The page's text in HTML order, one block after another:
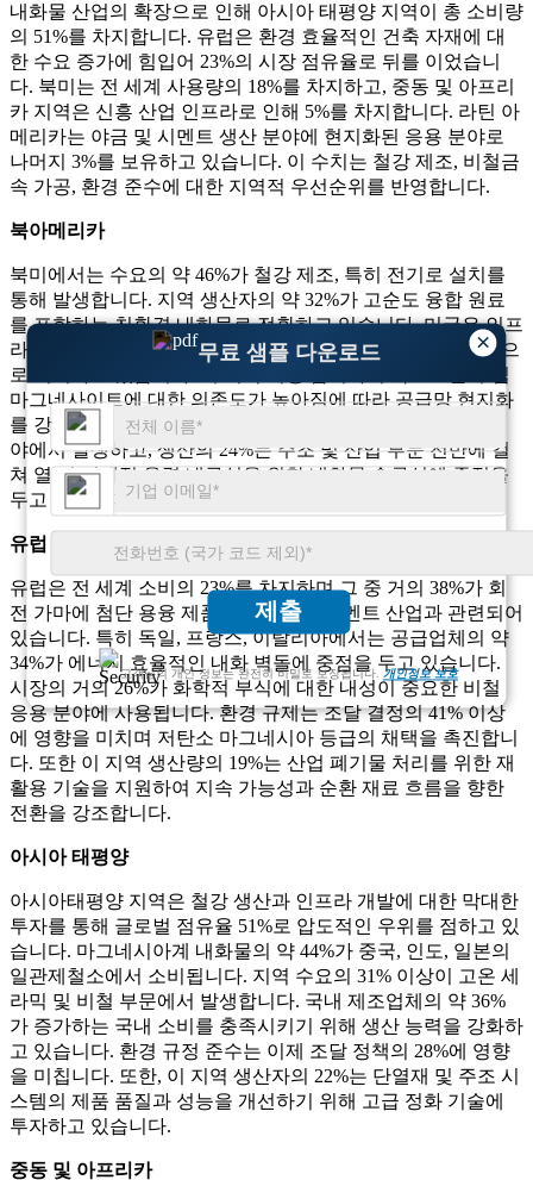
×
무료 샘플 다운로드
제출
고객님의 개인 정보는 완전히 비밀로 보장됩니다. 개인정보 보호
내화물 산업의 확장으로 인해 아시아 태평양 지역이 총 소비량
의 51%를 차지합니다. 유럽은 환경 효율적인 건축 자재에 대
한 수요 증가에 힘입어 23%의 시장 점유율로 뒤를 이었습니
다. 북미는 전 세계 사용량의 18%를 차지하고, 중동 및 아프리
카 지역은 신흥 산업 인프라로 인해 5%를 차지합니다. 라틴 아
메리카는 야금 및 시멘트 생산 분야에 현지화된 응용 분야로
나머지 3%를 보유하고 있습니다. 이 수치는 철강 제조, 비철금
속 가공, 환경 준수에 대한 지역적 우선순위를 반영합니다.
북아메리카
북미에서는 수요의 약 46%가 철강 제조, 특히 전기로 설치를
통해 발생합니다. 지역 생산자의 약 32%가 고순도 융합 원료
를 포함하는 친환경 내화물로 전환하고 있습니다. 미국은 인프
라 재건 프로젝트를 중심으로 지역 규모의 27% 이상을 단독으
로 기여하고 있습니다. 이 지역 시장 참여자의 약 29%는 수입
마그네사이트에 대한 의존도가 높아짐에 따라 공급망 현지화
를 강조하고 있습니다. 또한 수요의 22%는 비철금속 응용 분
야에서 발생하고, 생산의 24%는 주조 및 산업 부문 전반에 걸
쳐 열 및 기계적 응력 내구성을 위한 내화물 솔루션에 중점을
두고 있습니다.
유럽
유럽은 전 세계 소비의 23%를 차지하며 그 중 거의 38%가 회
전 가마에 첨단 용융 제품을 사용하는 시멘트 산업과 관련되어
있습니다. 특히 독일, 프랑스, ​​이탈리아에서는 공급업체의 약
34%가 에너지 효율적인 내화 벽돌에 중점을 두고 있습니다.
시장의 거의 26%가 화학적 부식에 대한 내성이 중요한 비철
응용 분야에 사용됩니다. 환경 규제는 조달 결정의 41% 이상
에 영향을 미치며 저탄소 마그네시아 등급의 채택을 촉진합니
다. 또한 이 지역 생산량의 19%는 산업 폐기물 처리를 위한 재
활용 기술을 지원하여 지속 가능성과 순환 재료 흐름을 향한
전환을 강조합니다.
아시아 태평양
아시아태평양 지역은 철강 생산과 인프라 개발에 대한 막대한
투자를 통해 글로벌 점유율 51%로 압도적인 우위를 점하고 있
습니다. 마그네시아계 내화물의 약 44%가 중국, 인도, 일본의
일관제철소에서 소비됩니다. 지역 수요의 31% 이상이 고온 세
라믹 및 비철 부문에서 발생합니다. 국내 제조업체의 약 36%
가 증가하는 국내 소비를 충족시키기 위해 생산 능력을 강화하
고 있습니다. 환경 규정 준수는 이제 조달 정책의 28%에 영향
을 미칩니다. 또한, 이 지역 생산자의 22%는 단열재 및 주조 시
스템의 제품 품질과 성능을 개선하기 위해 고급 정화 기술에
투자하고 있습니다.
중동 및 아프리카